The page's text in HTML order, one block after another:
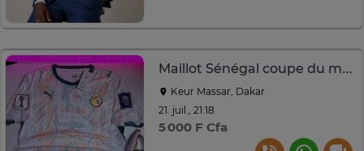
Maillot Sénégal coupe du monde
Keur Massar, Dakar
21. juil., 21:18
5 000 F Cfa